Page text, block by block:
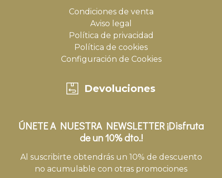
Condiciones de venta
Aviso legal
Política de privacidad
Política de cookies
Configuración de Cookies
Devoluciones
ÚNETE A NUESTRA NEWSLETTER ¡Disfruta
de un 10% dto.!
Al suscribirte obtendrás un 10% de descuento
no acumulable con otras promociones